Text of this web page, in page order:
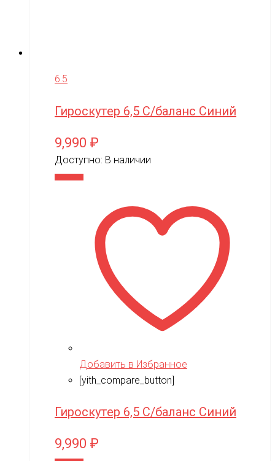
6.5
Гироскутер 6,5 С/баланс Синий
9,990 ₽
Доступно: В наличии
Добавить в Избранное
[yith_compare_button]
Гироскутер 6,5 С/баланс Синий
9,990 ₽